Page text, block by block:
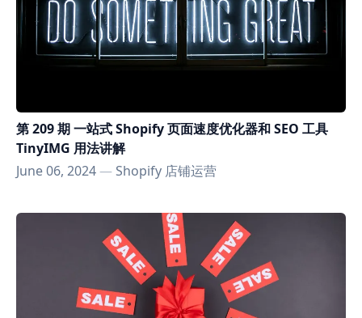
第 209 期 一站式 Shopify 页面速度优化器和 SEO 工具
TinyIMG 用法讲解
June 06, 2024—Shopify 店铺运营